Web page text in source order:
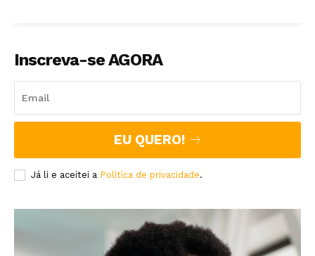
Inscreva-se AGORA
EU QUERO!
Já li e aceitei a Política de privacidade.